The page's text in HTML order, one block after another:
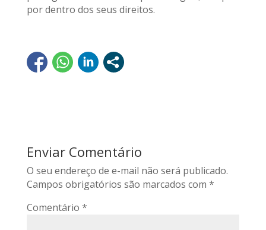
por dentro dos seus direitos.
Enviar Comentário
O seu endereço de e-mail não será publicado.
Campos obrigatórios são marcados com *
Comentário *